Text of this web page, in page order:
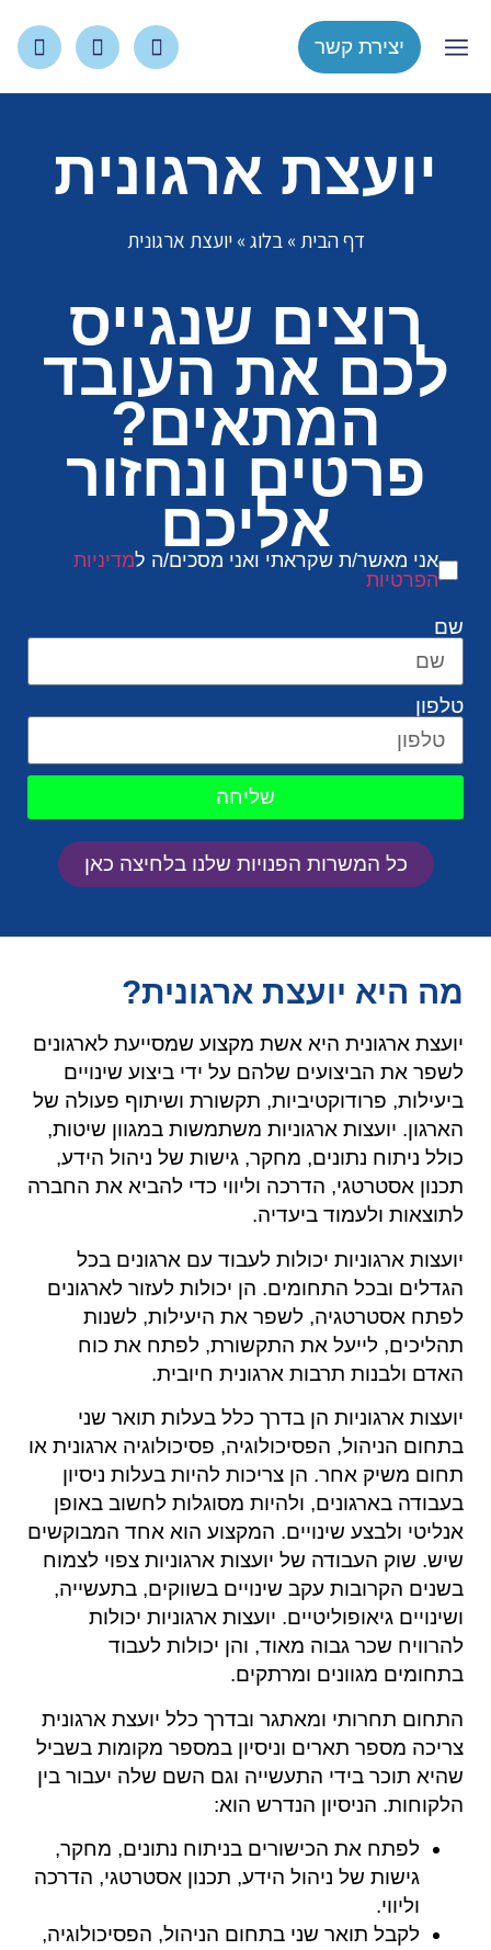
יצירת קשר
יועצת ארגונית
דף הבית »בלוג »יועצת ארגונית
רוצים שנגייס
לכם את העובד
המתאים?
פרטים ונחזור
אליכם
אני מאשר/ת שקראתי ואני מסכים/ה למדיניות
הפרטיות
שם
טלפון
שליחה
כל המשרות הפנויות שלנו בלחיצה כאן
מה היא יועצת ארגונית?
יועצת ארגונית היא אשת מקצוע שמסייעת לארגונים
לשפר את הביצועים שלהם על ידי ביצוע שינויים
ביעילות, פרודוקטיביות, תקשורת ושיתוף פעולה של
הארגון. יועצות ארגוניות משתמשות במגוון שיטות,
כולל ניתוח נתונים, מחקר, גישות של ניהול הידע,
תכנון אסטרטגי, הדרכה וליווי כדי להביא את החברה
לתוצאות ולעמוד ביעדיה.
יועצות ארגוניות יכולות לעבוד עם ארגונים בכל
הגדלים ובכל התחומים. הן יכולות לעזור לארגונים
לפתח אסטרטגיה, לשפר את היעילות, לשנות
תהליכים, לייעל את התקשורת, לפתח את כוח
האדם ולבנות תרבות ארגונית חיובית.
יועצות ארגוניות הן בדרך כלל בעלות תואר שני
בתחום הניהול, הפסיכולוגיה, פסיכולוגיה ארגונית או
תחום משיק אחר. הן צריכות להיות בעלות ניסיון
בעבודה בארגונים, ולהיות מסוגלות לחשוב באופן
אנליטי ולבצע שינויים. המקצוע הוא אחד המבוקשים
שיש. שוק העבודה של יועצות ארגוניות צפוי לצמוח
בשנים הקרובות עקב שינויים בשווקים, בתעשייה,
ושינויים גיאופוליטיים. יועצות ארגוניות יכולות
להרוויח שכר גבוה מאוד, והן יכולות לעבוד
בתחומים מגוונים ומרתקים.
התחום תחרותי ומאתגר ובדרך כלל יועצת ארגונית
צריכה מספר תארים וניסיון במספר מקומות בשביל
שהיא תוכר בידי התעשייה וגם השם שלה יעבור בין
הלקוחות. הניסיון הנדרש הוא:
לפתח את הכישורים בניתוח נתונים, מחקר,
גישות של ניהול הידע, תכנון אסטרטגי, הדרכה
וליווי.
לקבל תואר שני בתחום הניהול, הפסיכולוגיה,